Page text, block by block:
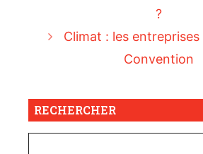
?
Climat : les
Convention
RECHERCHER